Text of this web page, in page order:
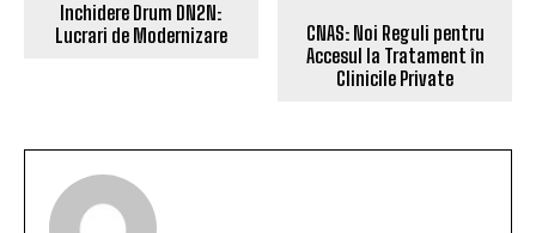
Inchidere Drum DN2N:
Lucrari de Modernizare
CNAS: Noi Reguli pentru
Accesul la Tratament în
Clinicile Private